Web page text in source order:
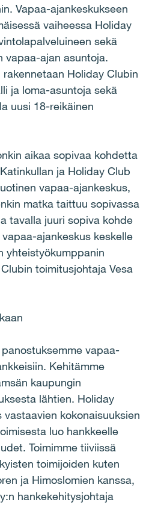
Vapaa-ajankeskukseen
vaiheessa Holiday
sekä
vapaa-ajan asuntoja.
Holiday Clubin
ja loma-asuntoja sekä
uusi 18-reikäinen
aikaa sopivaa kohdetta
ja Holiday Club
vapaa-ajankeskus,
matka taittuu sopivassa
tavalla juuri sopiva kohde
ajankeskus keskelle
yhteistyökumppanin
toimitusjohtaja Vesa
vapaa-
Kehitämme
kaupungin
lähtien. Holiday
kokonaisuuksien
luo hankkeelle
Toimimme tiiviissä
toimijoiden kuten
ja Himoslomien kanssa,
hankekehitysjohtaja